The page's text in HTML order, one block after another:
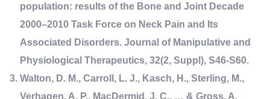
population: results of the Bone and Joint Decade
2000–2010 Task Force on Neck Pain and Its
Associated Disorders. Journal of Manipulative and
Physiological Therapeutics, 32(2, Suppl), S46-S60.
Walton, D. M., Carroll, L. J., Kasch, H., Sterling, M.,
Verhagen, A. P., MacDermid, J. C., … & Gross, A.